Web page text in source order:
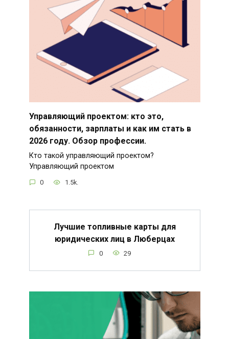
Управляющий проектом: кто это,
обязанности, зарплаты и как им стать в
2026 году. Обзор профессии.
Кто такой управляющий проектом?
Управляющий проектом
0 1.5k.
Лучшие топливные карты для
юридических лиц в Люберцах
0 29